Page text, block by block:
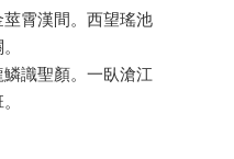
霄漢間。西望瑤池
識聖顏。一臥滄江